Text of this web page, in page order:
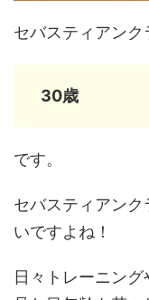
セバスティアンク
30歳
です。
セバスティアン
いですよね！
日々トレーニン